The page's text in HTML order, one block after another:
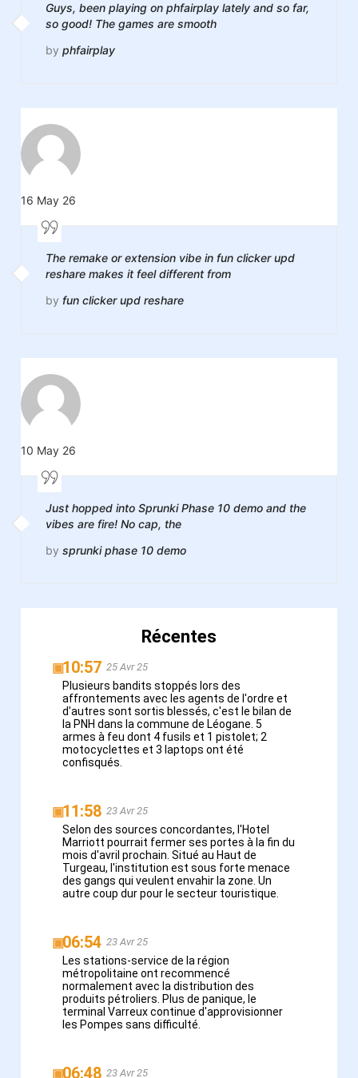
Guys, been playing on phfairplay lately and so far,
so good! The games are smooth
by phfairplay
16 May 26
The remake or extension vibe in fun clicker upd
reshare makes it feel different from
by fun clicker upd reshare
10 May 26
Just hopped into Sprunki Phase 10 demo and the
vibes are fire! No cap, the
by sprunki phase 10 demo
Récentes
▣10:57 25 Avr 25
Plusieurs bandits stoppés lors des
affrontements avec les agents de l'ordre et
d'autres sont sortis blessés, c'est le bilan de
la PNH dans la commune de Léogane. 5
armes à feu dont 4 fusils et 1 pistolet; 2
motocyclettes et 3 laptops ont été
confisqués.
▣11:58 23 Avr 25
Selon des sources concordantes, l'Hotel
Marriott pourrait fermer ses portes à la fin du
mois d'avril prochain. Situé au Haut de
Turgeau, l'institution est sous forte menace
des gangs qui veulent envahir la zone. Un
autre coup dur pour le secteur touristique.
▣06:54 23 Avr 25
Les stations-service de la région
métropolitaine ont recommencé
normalement avec la distribution des
produits pétroliers. Plus de panique, le
terminal Varreux continue d'approvisionner
les Pompes sans difficulté.
▣06:48 23 Avr 25